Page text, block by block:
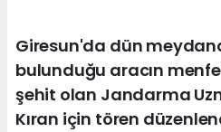
Giresun'da dün
bulunduğu aracın
şehit olan Jandarma
Kıran için tören